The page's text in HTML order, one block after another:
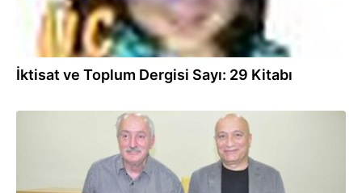
İktisat ve Toplum Dergisi Sayı: 29 Kitabı